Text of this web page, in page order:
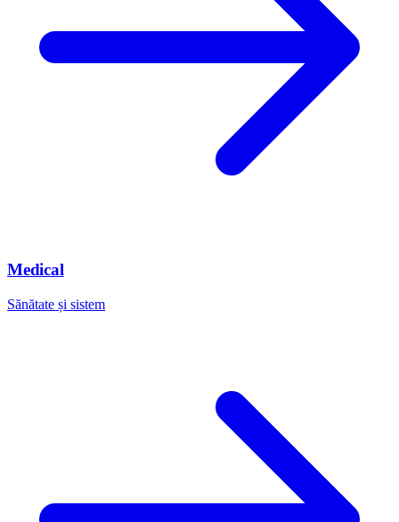
Medical
Sănătate și sistem